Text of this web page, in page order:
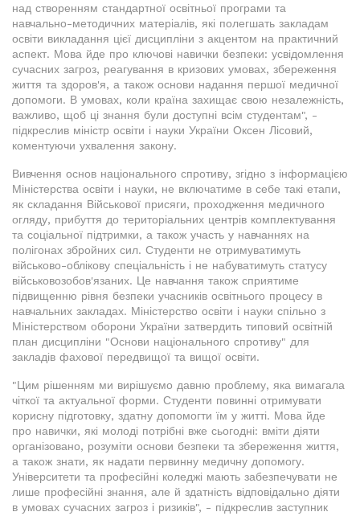
над створенням стандартної освітньої програми та
навчально-методичних матеріалів, які полегшать закладам
освіти викладання цієї дисципліни з акцентом на практичний
аспект. Мова йде про ключові навички безпеки: усвідомлення
сучасних загроз, реагування в кризових умовах, збереження
життя та здоров'я, а також основи надання першої медичної
допомоги. В умовах, коли країна захищає свою незалежність,
важливо, щоб ці знання були доступні всім студентам", -
підкреслив міністр освіти і науки України Оксен Лісовий,
коментуючи ухвалення закону.
Вивчення основ національного спротиву, згідно з інформацією
Міністерства освіти і науки, не включатиме в себе такі етапи,
як складання Військової присяги, проходження медичного
огляду, прибуття до територіальних центрів комплектування
та соціальної підтримки, а також участь у навчаннях на
полігонах збройних сил. Студенти не отримуватимуть
військово-облікову спеціальність і не набуватимуть статусу
військовозобов'язаних. Це навчання також сприятиме
підвищенню рівня безпеки учасників освітнього процесу в
навчальних закладах. Міністерство освіти і науки спільно з
Міністерством оборони України затвердить типовий освітній
план дисципліни "Основи національного спротиву" для
закладів фахової передвищої та вищої освіти.
"Цим рішенням ми вирішуємо давню проблему, яка вимагала
чіткої та актуальної форми. Студенти повинні отримувати
корисну підготовку, здатну допомогти їм у житті. Мова йде
про навички, які молоді потрібні вже сьогодні: вміти діяти
організовано, розуміти основи безпеки та збереження життя,
а також знати, як надати первинну медичну допомогу.
Університети та професійні коледжі мають забезпечувати не
лише професійні знання, але й здатність відповідально діяти
в умовах сучасних загроз і ризиків", - підкреслив заступник